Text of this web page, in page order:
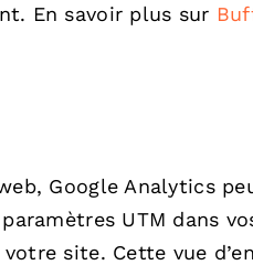
En savoir plus sur
Google Analytics
UTM dans
site. Cette vue